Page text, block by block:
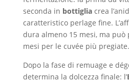
seconda in bottigliacrea
caratteristico perlage fine.
dura almeno 15 mesi, ma
mesi per le cuvée più pregiate.
Dopo la fase di remuage e
determina la dolcezza finale: l’